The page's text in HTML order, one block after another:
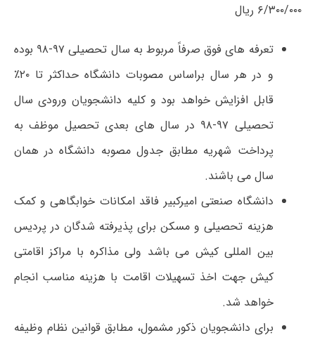
۶/۳۰۰/۰۰۰ ریال
تعرفه های فوق صرفاً مربوط به سال تحصیلی ۹۷-۹۸ بوده
و در هر سال براساس مصوبات دانشگاه حداکثر تا ۲۰٪
قابل افزایش خواهد بود و کلیه دانشجویان ورودی سال
تحصیلی ۹۷-۹۸ در سال های بعدی تحصیل موظف به
پرداخت شهریه مطابق جدول مصوبه دانشگاه در همان
سال می باشند.
دانشگاه صنعتی امیرکبیر فاقد امکانات خوابگاهی و کمک
هزینه تحصیلی و مسکن برای پذیرفته ­شدگان در پردیس
بین ­المللی کیش می ­باشد ولی مذاکره با مراکز اقامتی
کیش جهت اخذ تسهیلات اقامت با هزینه مناسب انجام
خواهد شد.
برای دانشجویان ذکور مشمول، مطابق قوانین نظام وظیفه